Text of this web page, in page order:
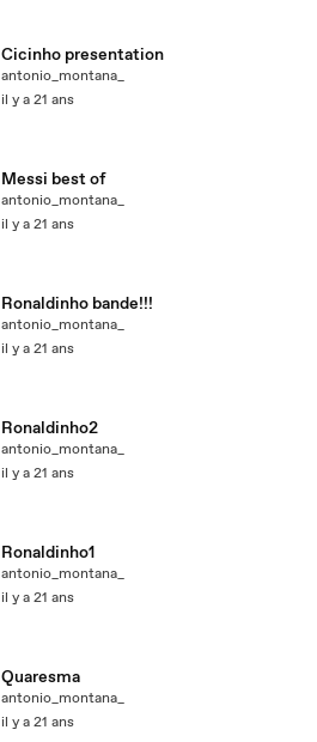
Cicinho presentation
antonio_montana_
il y a 21 ans
Messi best of
antonio_montana_
il y a 21 ans
Ronaldinho bande!!!
antonio_montana_
il y a 21 ans
Ronaldinho2
antonio_montana_
il y a 21 ans
Ronaldinho1
antonio_montana_
il y a 21 ans
Quaresma
antonio_montana_
il y a 21 ans